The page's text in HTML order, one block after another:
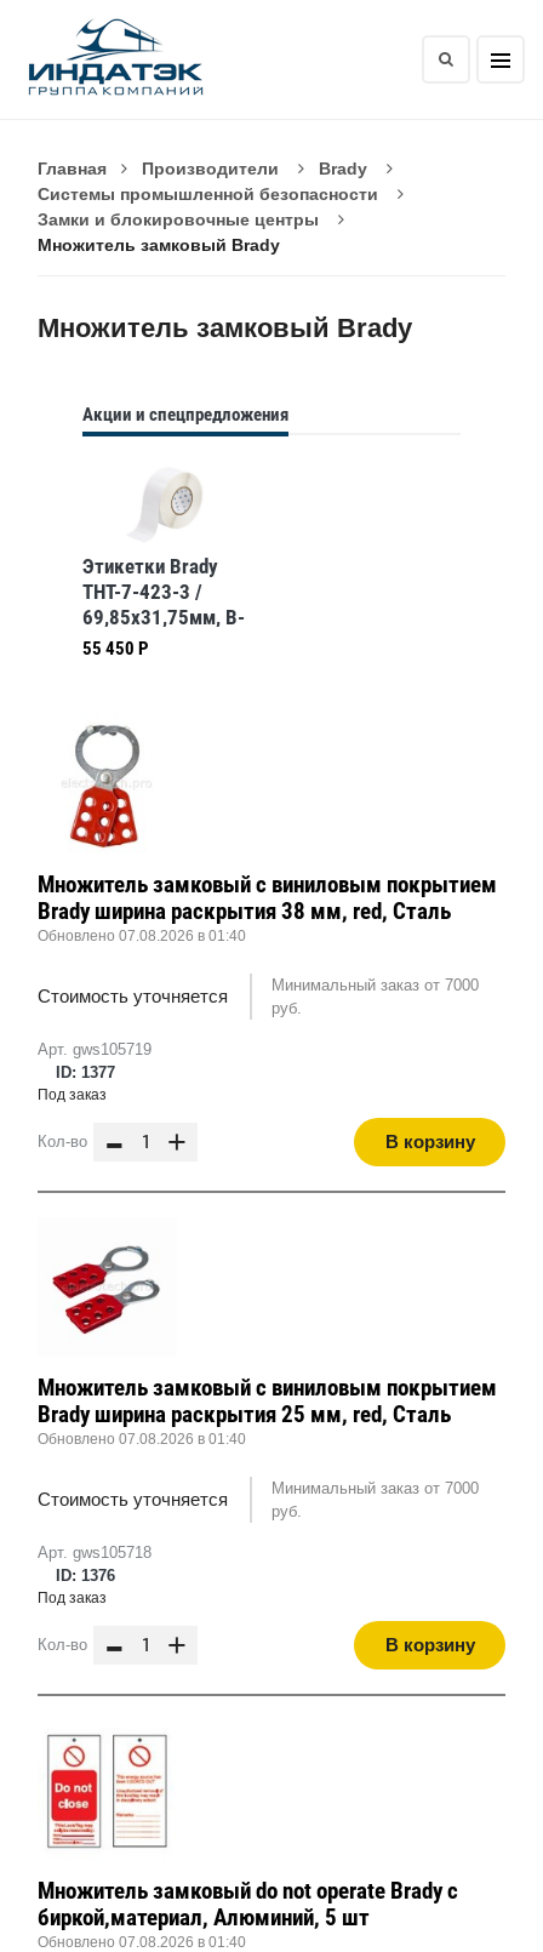
Главная Производители
Brady
Системы промышленной безопасности
Замки и блокировочные центры
Множитель замковый Brady
Множитель замковый Brady
Акции и спецпредложения
Этикетки Brady
THT-7-423-3 /
69,85x31,75мм, B-
423
55 450 Р
Арт. gws105719
ID: 1377
Множитель замковый с виниловым покрытием
Brady ширина раскрытия 38 мм, red, Сталь
Обновлено 07.08.2026 в 01:40
Стоимость уточняется
Минимальный заказ от 7000
руб.
Под заказ
Кол-во - + В корзину
Арт. gws105718
ID: 1376
Множитель замковый с виниловым покрытием
Brady ширина раскрытия 25 мм, red, Сталь
Обновлено 07.08.2026 в 01:40
Стоимость уточняется
Минимальный заказ от 7000
руб.
Под заказ
Кол-во - + В корзину
Множитель замковый do not operate Brady с
биркой,материал, Алюминий, 5 шт
Обновлено 07.08.2026 в 01:40